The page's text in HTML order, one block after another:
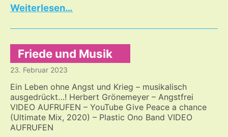
…
Friede und Musik
23. Februar 2023
Ein Leben ohne Angst und Krieg – musikalisch
ausgedrückt…! Herbert Grönemeyer – Angstfrei
VIDEO AUFRUFEN – YouTube Give Peace a chance
(Ultimate Mix, 2020) – Plastic Ono Band VIDEO
AUFRUFEN